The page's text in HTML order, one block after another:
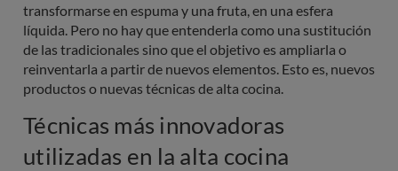
transformarse en espuma y una fruta, en una esfera
líquida. Pero no hay que entenderla como una sustitución
de las tradicionales sino que el objetivo es ampliarla o
reinventarla a partir de nuevos elementos. Esto es, nuevos
productos o nuevas técnicas de alta cocina.
Técnicas más innovadoras
utilizadas en la alta cocina